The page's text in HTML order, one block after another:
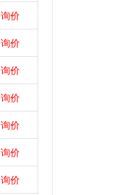
询价
询价
询价
询价
询价
询价
询价